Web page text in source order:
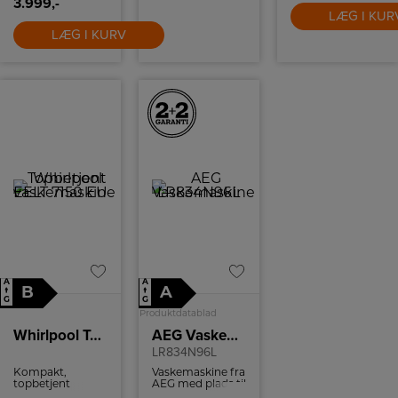
3.999,-
LÆG I KURV
luppe har en
dioptri på 3 (
forstørrer 3
blot at få luppen
hen over det. Der
medfølger beslag
til at montere
LÆG I
A
↑
G
B
Whirlpool Topbetjent vaskemaskine EELT 7150 EU
Kompakt,
topbetjent
A
↑
G
A
Produktdatablad
AEG Vaskemaskine
LR834N96L
Vaskemaskine fra
AEG med plads til